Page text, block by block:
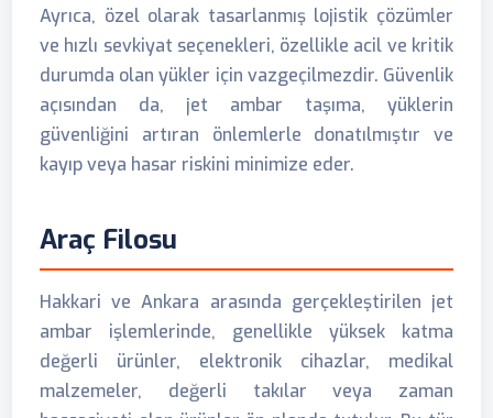
Ayrıca, özel olarak tasarlanmış lojistik çözümler
ve hızlı sevkiyat seçenekleri, özellikle acil ve kritik
durumda olan yükler için vazgeçilmezdir. Güvenlik
açısından da, jet ambar taşıma, yüklerin
güvenliğini artıran önlemlerle donatılmıştır ve
kayıp veya hasar riskini minimize eder.
Araç Filosu
Hakkari ve Ankara arasında gerçekleştirilen jet
ambar işlemlerinde, genellikle yüksek katma
değerli ürünler, elektronik cihazlar, medikal
malzemeler, değerli takılar veya zaman